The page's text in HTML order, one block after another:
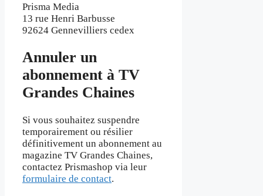
Prisma Media
13 rue Henri Barbusse
92624 Gennevilliers cedex
Annuler un
abonnement à TV
Grandes Chaines
Si vous souhaitez suspendre
temporairement ou résilier
définitivement un abonnement au
magazine TV Grandes Chaines,
contactez Prismashop via leur
formulaire de contact.